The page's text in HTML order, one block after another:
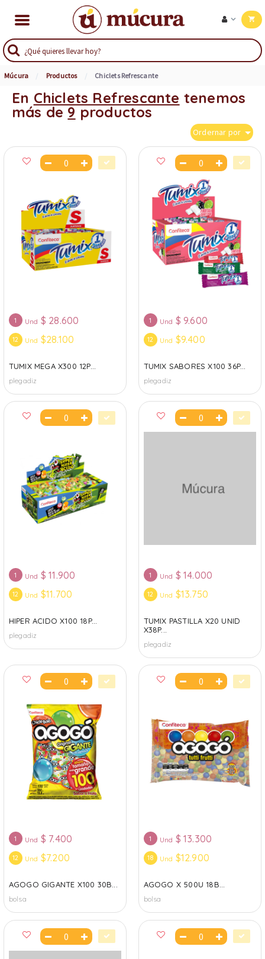
Múcura Productos Chiclets Refrescante
En Chiclets Refrescante tenemos
más de 9 productos
Ordernar por
1 Und $ 28.600
12 Und $28.100
TUMIX MEGA X300 12P...
plegadiz
1 Und $ 9.600
12 Und $9.400
TUMIX SABORES X100 36P...
plegadiz
1 Und $ 11.900
12 Und $11.700
HIPER ACIDO X100 18P...
plegadiz
1 Und $ 14.000
12 Und $13.750
TUMIX PASTILLA X20 UNID
X38P...
plegadiz
1 Und $ 7.400
12 Und $7.200
AGOGO GIGANTE X100 30B...
bolsa
1 Und $ 13.300
18 Und $12.900
AGOGO X 500U 18B...
bolsa